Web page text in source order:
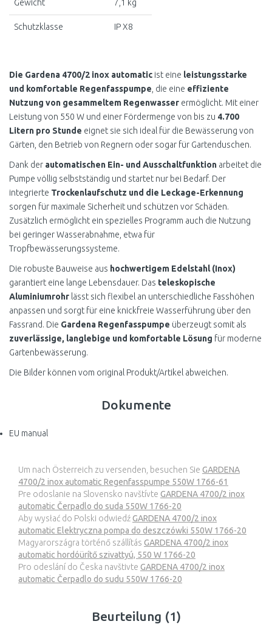
Gewicht 7,1 kg
Schutzklasse IP X8
Die Gardena 4700/2 inox automatic ist eine leistungsstarke
und komfortable Regenfasspumpe , die eine effiziente
Nutzung von gesammeltem Regenwasser ermöglicht. Mit einer
Leistung von 550 W und einer Fördermenge von bis zu 4.700
Litern pro Stunde eignet sie sich ideal für die Bewässerung von
Gärten, den Betrieb von Regnern oder sogar für Gartenduschen.
Dank der automatischen Ein- und Ausschaltfunktion arbeitet die
Pumpe völlig selbstständig und startet nur bei Bedarf. Der
integrierte Trockenlaufschutz und die Leckage-Erkennung
sorgen für maximale Sicherheit und schützen vor Schäden.
Zusätzlich ermöglicht ein spezielles Programm auch die Nutzung
bei geringer Wasserabnahme, etwa für
Tropfbewässerungssysteme.
Die robuste Bauweise aus hochwertigem Edelstahl (Inox)
garantiert eine lange Lebensdauer. Das teleskopische
Aluminiumrohr lässt sich flexibel an unterschiedliche Fasshöhen
anpassen und sorgt für eine knickfreie Wasserführung über den
Fassrand. Die Gardena Regenfasspumpe überzeugt somit als
zuverlässige, langlebige und komfortable Lösung für moderne
Gartenbewässerung.
Die Bilder können vom original Produkt/Artikel abweichen.
Dokumente
EU manual
Um nach Österreich zu versenden, besuchen Sie GARDENA
4700/2 inox automatic Regenfasspumpe 550W 1766-61
Pre odoslanie na Slovensko navštívte GARDENA 4700/2 inox
automatic Čerpadlo do suda 550W 1766-20
Aby wysłać do Polski odwiedźGARDENA 4700/2 inox
automatic Elektryczna pompa do deszczówki 550W 1766-20
Magyarországra történő szállítás GARDENA 4700/2 inox
automatic hordóürítő szivattyú, 550 W 1766-20
Pro odeslání do Česka navštivte GARDENA 4700/2 inox
automatic Čerpadlo do sudu 550W 1766-20
Beurteilung (1)